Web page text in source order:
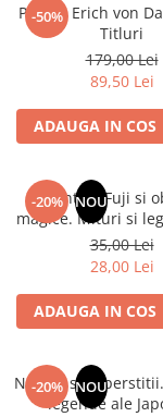
Chiromantie
Dezvoltare Spirituala
KidConnection
Minte Corp
New Illuminati Files
Numerologie
Paranormal
Parapsihologie
Audiobook
Religie
Crestinism
-50%
Pachet Erich von
Titluri
179,00 Lei
89,50 Lei
ADAUGA IN COS
-20% NOU
Muntele Fuji si
magice. Mituri si legende ale
Japoniei
35,00 Lei
28,00 Lei
ADAUGA IN COS
-20% NOU
Natura si
legende ale